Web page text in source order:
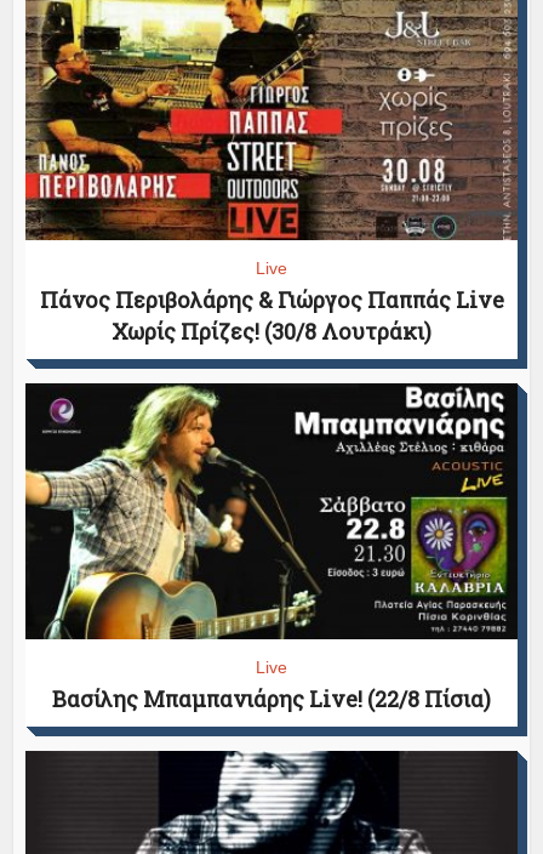
Live
Πάνος Περιβολάρης & Γιώργος Παππάς Live
Χωρίς Πρίζες! (30/8 Λουτράκι)
Live
Βασίλης Μπαμπανιάρης Live! (22/8 Πίσια)